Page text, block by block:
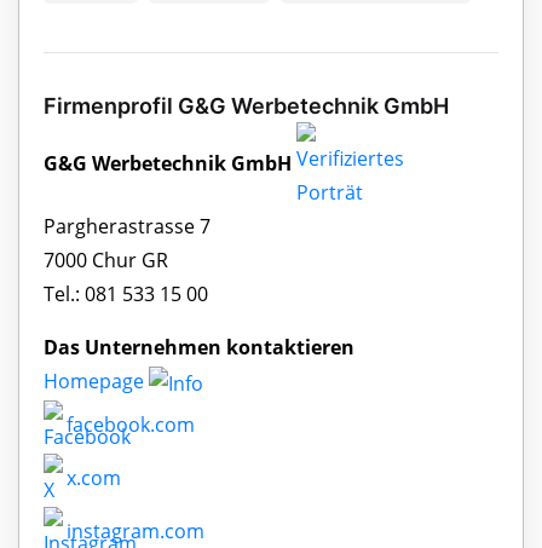
Firmenprofil G&G Werbetechnik GmbH
G&G Werbetechnik GmbH
Pargherastrasse 7
7000 Chur GR
Tel.: 081 533 15 00
Das Unternehmen kontaktieren
Homepage
facebook.com
x.com
instagram.com